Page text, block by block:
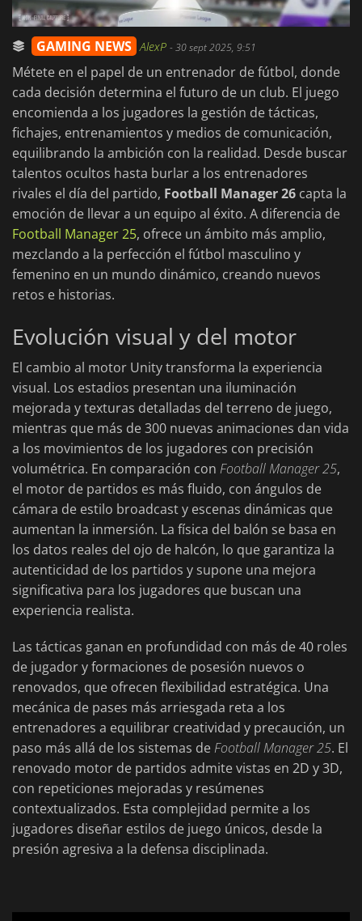
GAMING NEWS AlexP -30 sept 2025, 9:51
Métete en el papel de un entrenador de fútbol, donde
cada decisión determina el futuro de un club. El juego
encomienda a los jugadores la gestión de tácticas,
fichajes, entrenamientos y medios de comunicación,
equilibrando la ambición con la realidad. Desde buscar
talentos ocultos hasta burlar a los entrenadores
rivales el día del partido, Football Manager 26 capta la
emoción de llevar a un equipo al éxito. A diferencia de
Football Manager 25, ofrece un ámbito más amplio,
mezclando a la perfección el fútbol masculino y
femenino en un mundo dinámico, creando nuevos
retos e historias.
Evolución visual y del motor
El cambio al motor Unity transforma la experiencia
visual. Los estadios presentan una iluminación
mejorada y texturas detalladas del terreno de juego,
mientras que más de 300 nuevas animaciones dan vida
a los movimientos de los jugadores con precisión
volumétrica. En comparación con Football Manager 25,
el motor de partidos es más fluido, con ángulos de
cámara de estilo broadcast y escenas dinámicas que
aumentan la inmersión. La física del balón se basa en
los datos reales del ojo de halcón, lo que garantiza la
autenticidad de los partidos y supone una mejora
significativa para los jugadores que buscan una
experiencia realista.
Las tácticas ganan en profundidad con más de 40 roles
de jugador y formaciones de posesión nuevos o
renovados, que ofrecen flexibilidad estratégica. Una
mecánica de pases más arriesgada reta a los
entrenadores a equilibrar creatividad y precaución, un
paso más allá de los sistemas deFootball Manager 25. El
renovado motor de partidos admite vistas en 2D y 3D,
con repeticiones mejoradas y resúmenes
contextualizados. Esta complejidad permite a los
jugadores diseñar estilos de juego únicos, desde la
presión agresiva a la defensa disciplinada.